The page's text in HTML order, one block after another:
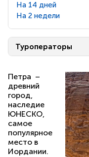
На 14 дней
На 2 недели
Туроператоры
Петра –
древний
город,
наследие
ЮНЕСКО,
самое
популярное
место в
Иордании.